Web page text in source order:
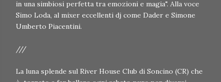
in una simbiosi perfetta tra emozioni e magia". Alla voce
Simo Loda, al mixer eccellenti dj come Dader e Simone
Umberto Piacentini.
///
La luna splende sul River House Club di Soncino (CR) che